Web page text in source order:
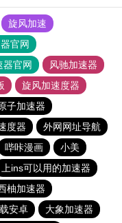
旋风加速
官网
器官网
风驰加速器
旋风加速度器
子加速器
度器
外网网址导航
哔咔漫画
小美
上ins可以用的加速器
柚加速器
安卓
大象加速器